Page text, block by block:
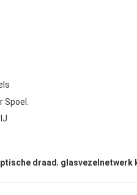
Spoel.
draad, glasvezelnetwerk